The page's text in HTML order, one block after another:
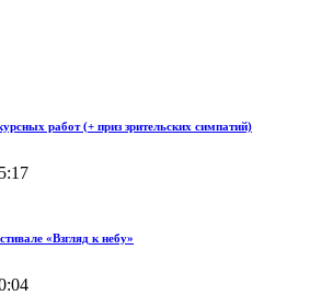
работ (+ приз зрительских симпатий)
«Взгляд к небу»